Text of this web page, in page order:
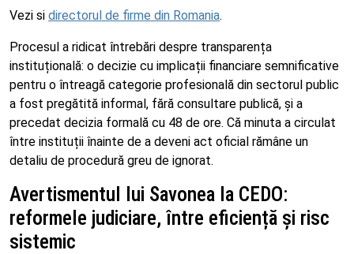
Vezi si directorul de firme din Romania.
Procesul a ridicat întrebări despre transparența
instituțională: o decizie cu implicații financiare semnificative
pentru o întreagă categorie profesională din sectorul public
a fost pregătită informal, fără consultare publică, și a
precedat decizia formală cu 48 de ore. Că minuta a circulat
între instituții înainte de a deveni act oficial rămâne un
detaliu de procedură greu de ignorat.
Avertismentul lui Savonea la CEDO:
reformele judiciare, între eficiență și risc
sistemic